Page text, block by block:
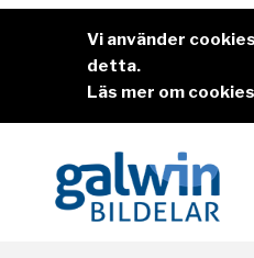
Vi använder
detta.
Läs mer om